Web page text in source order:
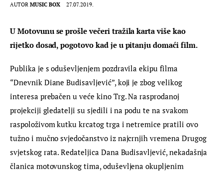
AUTOR MUSIC BOX 27.07.2019.
U Motovunu se prošle večeri tražila karta više kao
rijetko dosad, pogotovo kad je u pitanju domaći film.
Publika je s oduševljenjem pozdravila ekipu filma
“Dnevnik Diane Budisavljević”, koji je zbog velikog
interesa prebačen u veće kino Trg. Na rasprodanoj
projekciji gledatelji su sjedili i na podu te na svakom
raspoloživom kutku krcatog trga i netremice pratili ovo
tužno i mučno svjedočanstvo iz najcrnjih vremena Drugog
svjetskog rata. Redateljica Dana Budisavljević, nekadašnja
članica motovunskog tima, oduševljena okupljenim